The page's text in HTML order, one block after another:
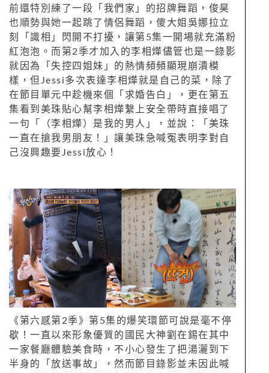
前還特別練了一段「我們家」的招牌舞蹈，俊昊
也順勢與她一起跳了情侶舞蹈，傻大姐吳娜拉立
刻「識相」閃開不打擾，讓第5集一開場就充滿粉
紅泡泡。而第2季才加入的李相燁儘管也是一錄影
就因為「失控四姐妹」的熱情頻頻顯現崩潰模
樣，但Jessi多次表達李相燁就是自己的菜，除了
在節目單元中趁機來個「求婚告白」，更在第五
集看到美珠貼心幫李相燁繫上安全帶時直接唱了
一句「（李相燁）是我的男人」，並說：「美珠
一直在搶我男朋友！」讓美珠急喊冤表明李對自
己沒興趣要Jessi放心！
《第六感第2季》第5集的爆笑環節可說是毫不停
歇！一直以來形象優質的國民大神劉在錫在其中
一家餐廳體驗美食時，不小心發生了把湯灑到下
半身的「放送事故」，然而節目錄影並未因此喊